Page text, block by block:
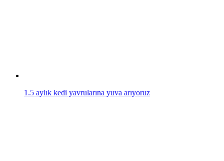
1.5 aylık kedi yavrularına yuva arıyoruz